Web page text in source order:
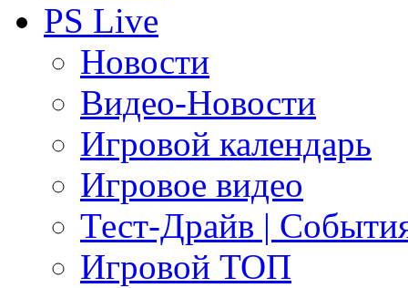
PS Live
Новости
Видео-Новости
Игровой календарь
Игровое видео
Тест-Драйв |
Игровой ТОП